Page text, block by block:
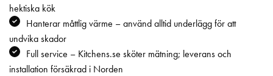
hektiska kök
Hanterar måttlig värme – använd alltid underlägg för att
undvika skador
Full service – Kitchens.se sköter mätning; leverans och
installation försäkrad i Norden